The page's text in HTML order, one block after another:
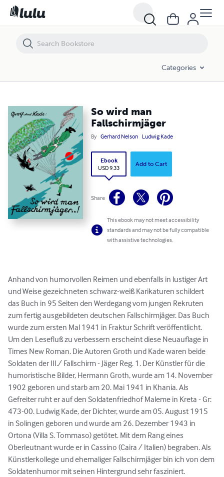
Categories
So wird man
Fallschirmjäger
By Gerhard Nelson Ludwig Kade
Ebook
USD 9.33
Add to Cart
Share
This ebook may not meet accessibility
standards and may not be fully compatible
with assistive technologies.
Anhand von humorvollen Reimen und ebenfalls in lustiger Art
und Weise gezeichneten schwarz-weiß Karikaturen schildert
das Buch in 95 Seiten den Werdegang vom jungen Rekruten
zum fertig ausgebildeten deutschen Fallschirmjäger. Das Buch
wurde zum ersten Mal 1941 in Fraktur Schrift veröffentlicht.
Um den Lesefluß zu verbessern erscheint diese Neuauflage in
Times New Roman. Die Autoren Groth und Kade waren beide
Soldaten der III./ Fallschirm - Jäger Reg. 1. Der Künstler für die
humoristische Bilder, Hermann Groth, wurde am 14. November
1902 geboren und starb am 20. Mai 1941 in Khania. Als
Gefreiter ruht er auf den Soldatenfriedhof Maleme in Kreta - Gr:
473-00. Ludwig Kade, der Dichter, wurde am 05. August 1915
in Solingen geboren und wurde am 26. Dezember 1943 in
Ortona (Villa S. Tommaso) getötet. Mit dem Rang eines
Oberleutnant wurde er in Cassino (Caira / Italien) begraben. Als
Künstlerkollege und ehemaliger Fallschirmjäger bin ich von dem
Soldatenhumor mit seinen Hintergrund sehr fasziniert.
So wird man Fallschirmjäger